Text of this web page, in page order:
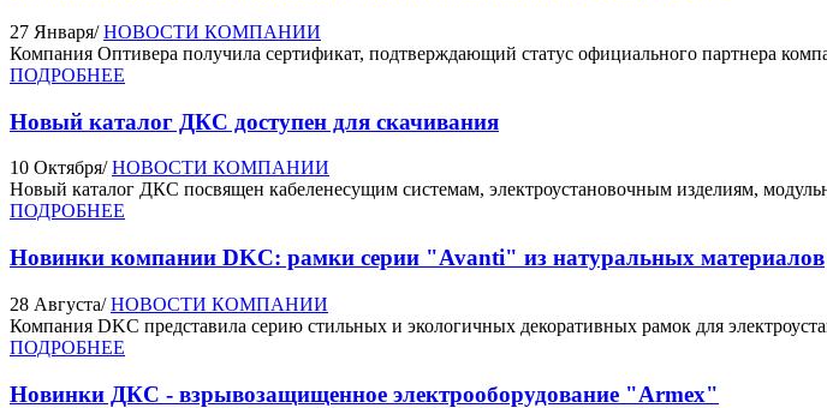
27 Января/ НОВОСТИ КОМПАНИИ
Компания Оптивера получила сертификат, подтверждающий статус официального партнера
ПОДРОБНЕЕ
Новый каталог ДКС доступен для скачивания
10 Октября/ НОВОСТИ КОМПАНИИ
Новый каталог ДКС посвящен кабеленесущим системам, электроустановочным изделиям,
ПОДРОБНЕЕ
Новинки компании DKC: рамки серии "Avanti" из натуральных материалов
28 Августа/ НОВОСТИ КОМПАНИИ
Компания DKC представила серию стильных и экологичных декоративных рамок для
ПОДРОБНЕЕ
Новинки ДКС - взрывозащищенное электрооборудование "Armex"